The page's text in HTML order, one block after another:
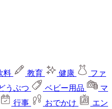
料 教育 健康
ファ
うぶつ ベビー用品
マ
行事 おでかけ
エン